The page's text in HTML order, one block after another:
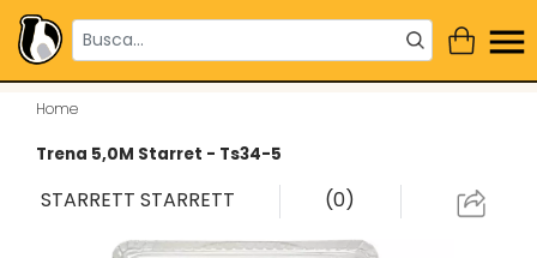
Home
Trena 5,0M Starret - Ts34-5
STARRETT STARRETT (0)